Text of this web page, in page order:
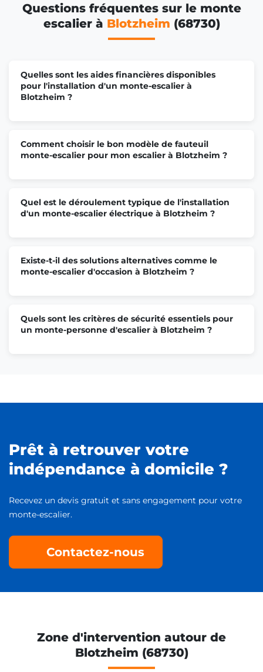
Questions fréquentes sur le monte
escalier à Blotzheim (68730)
Quelles sont les aides financières disponibles
pour l'installation d'un monte-escalier à
Blotzheim ?
Comment choisir le bon modèle de fauteuil
monte-escalier pour mon escalier à Blotzheim ?
Quel est le déroulement typique de l'installation
d'un monte-escalier électrique à Blotzheim ?
Existe-t-il des solutions alternatives comme le
monte-escalier d'occasion à Blotzheim ?
Quels sont les critères de sécurité essentiels pour
un monte-personne d'escalier à Blotzheim ?
Prêt à retrouver votre
indépendance à domicile ?
Recevez un devis gratuit et sans engagement pour votre
monte-escalier.
Contactez-nous
Zone d'intervention autour de
Blotzheim (68730)